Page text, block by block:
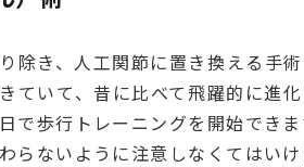
除き、人工関節に置き換える手
ていて、昔に比べて飛躍的に進
で歩行トレーニングを開始でき
らないように注意しなくてはい